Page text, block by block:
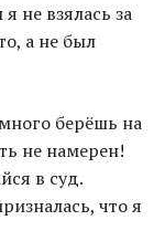
не взялась за
а не был
берёшь на
не намерен!
в суд.
что я